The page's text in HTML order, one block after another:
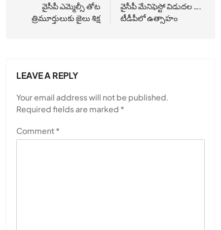
navigation
వైసీపీ ఎమ్మెల్సీ తోట
త్రిమూర్తులుకు జైలు శిక్ష
వైసీపీ మేనిఫెస్టో విడుదల ….
టీడీపీలో ఉత్సాహం
LEAVE A REPLY
Your email address will not be published.
Required fields are marked *
Comment*